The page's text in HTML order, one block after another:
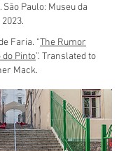
Paulo: Museu da
Faria. “The Rumor
do Pinto”. Translated to
Mack.